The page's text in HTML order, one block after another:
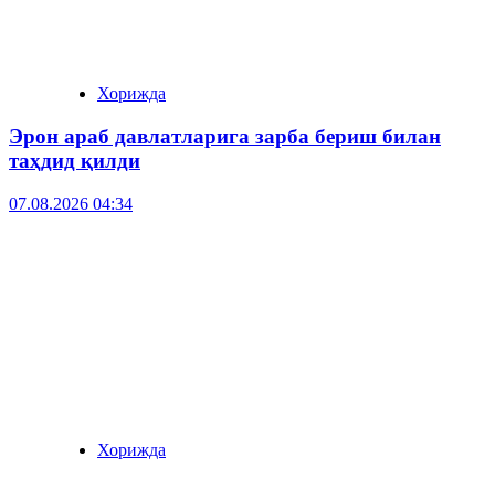
Хорижда
Эрон араб давлатларига зарба бериш билан
таҳдид қилди
07.08.2026 04:34
Хорижда